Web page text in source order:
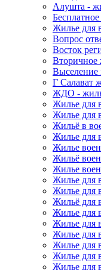
Алушта -
Жилье для
Вопрос
Восток
Вторичное
Выселение
Г Салават
ЖДО -
Жилье для
Жилье для
Жильё в
Жилье для
Жилье
Жильё
Жилье
Жилье для
Жилье для
Жильё для
Жилье для
Жилье для
Жилье для
Жилье для
Жилье для
Жилье для